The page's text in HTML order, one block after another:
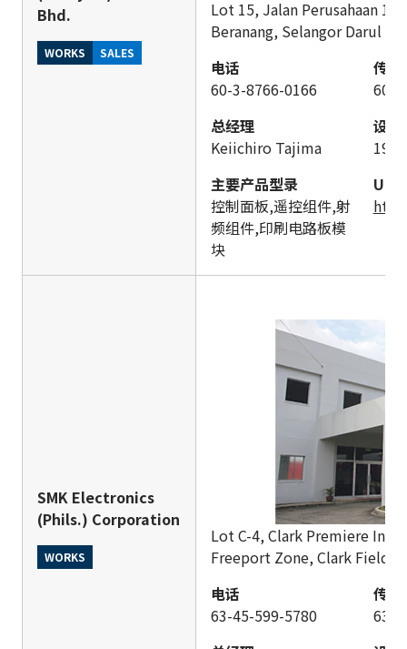
Bhd.
WORKS SALES
Lot 15, Jalan Perusahaan 1,
Beranang, Selangor Darul
电话
60-3-8766-0166
传真
60-
总经理
Keiichiro Tajima
设立
主要产品型录
控制面板,遥控组件,射
频组件,印刷电路板模
块
URL
SMK Electronics
(Phils.) Corporation
WORKS
Lot C-4, Clark Premiere
Freeport Zone, Clark Field,
电话
63-45-599-5780
传真
63-